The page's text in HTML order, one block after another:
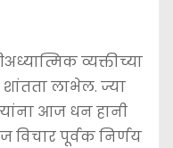
व्यक्तीच्या
लाभेल. ज्या
आज धन हानी
पूर्वक निर्णय